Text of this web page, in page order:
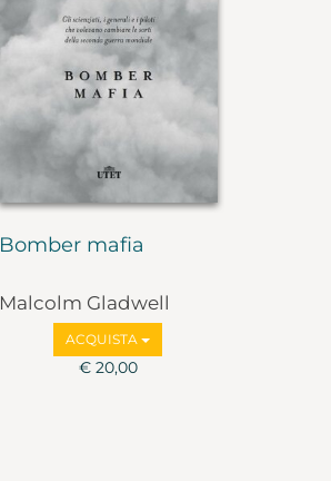
Bomber mafia
Malcolm Gladwell
ACQUISTA
€ 20,00